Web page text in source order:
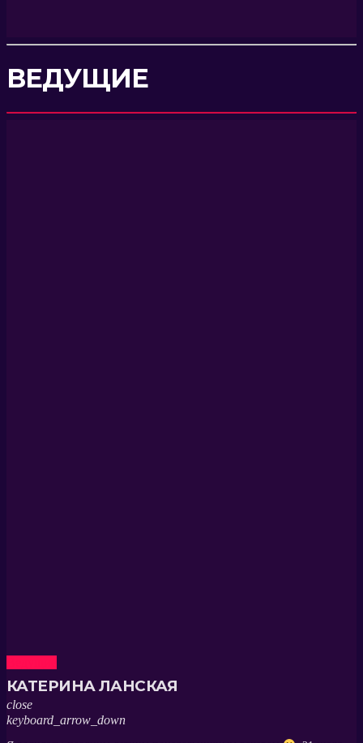
ВЕДУЩИЕ
КАТЕРИНА ЛАНСКАЯ
close
keyboard_arrow_down